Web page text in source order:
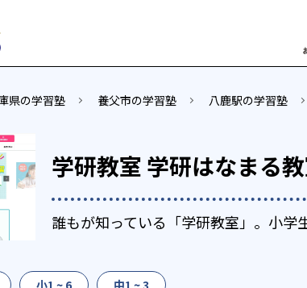
県の学習塾 養父市の学習塾 八鹿駅の学習塾
学研教室 学研はなまる
誰もが知っている「学研教室」。小学